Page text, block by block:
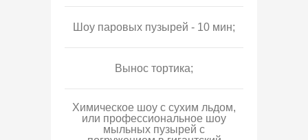
Шоу паровых пузырей - 10 мин;
Вынос тортика;
Химическое шоу с сухим льдом,
или профессиональное шоу
мыльных пузырей с